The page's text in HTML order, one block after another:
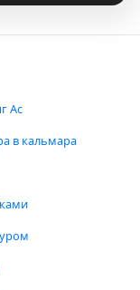
Ас
в кальмара